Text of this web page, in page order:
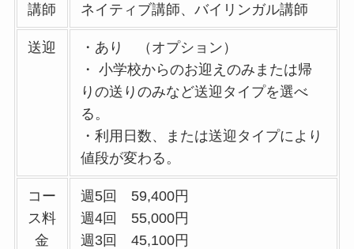
講師 ネイティブ講師、バイリンガル講師
送迎
・あり （オプション）
・ 小学校からのお迎えのみまたは帰
りの送りのみなど送迎タイプを選べ
る。
・利用日数、または送迎タイプにより
値段が変わる。
コー
ス料
金
週5回 59,400円
週4回 55,000円
週3回 45,100円